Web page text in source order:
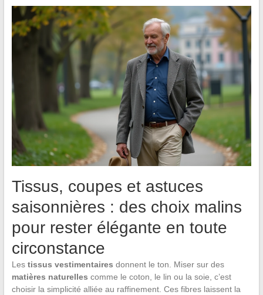
Tissus, coupes et astuces
saisonnières : des choix malins
pour rester élégante en toute
circonstance
Les tissus vestimentaires donnent le ton. Miser sur des
matières naturelles comme le coton, le lin ou la soie, c’est
choisir la simplicité alliée au raffinement. Ces fibres laissent la